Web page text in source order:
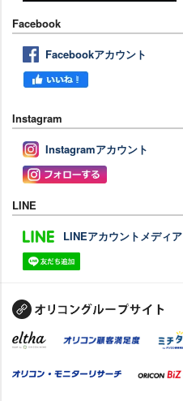
Facebook
Facebookアカウント
Instagram
Instagramアカウント
LINE
LINEアカウントメディア